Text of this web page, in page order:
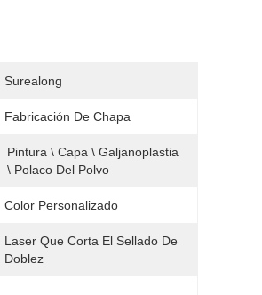
Surealong
Fabricación De Chapa
Pintura \ Capa \ Galjanoplastia
\ Polaco Del Polvo
Color Personalizado
Laser Que Corta El Sellado De
Doblez